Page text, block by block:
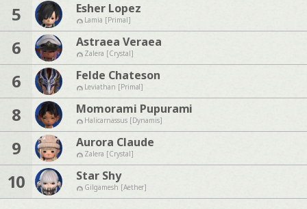
5 Esher Lopez
Lamia [Primal]
6 Astraea Veraea
Zalera [Crystal]
6 Felde Chateson
Leviathan [Primal]
8 Momorami Pupurami
Halicarnassus [Dynamis]
9 Aurora Claude
Zalera [Crystal]
10 Star Shy
Gilgamesh [Aether]